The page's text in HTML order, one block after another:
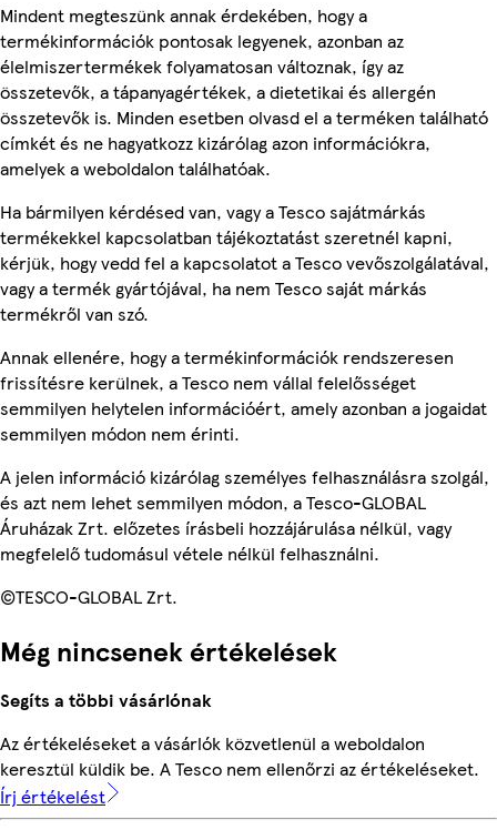
Mindent megteszünk annak érdekében, hogy a
termékinformációk pontosak legyenek, azonban az
élelmiszertermékek folyamatosan változnak, így az
összetevők, a tápanyagértékek, a dietetikai és allergén
összetevők is. Minden esetben olvasd el a terméken található
címkét és ne hagyatkozz kizárólag azon információkra,
amelyek a weboldalon találhatóak.
Ha bármilyen kérdésed van, vagy a Tesco sajátmárkás
termékekkel kapcsolatban tájékoztatást szeretnél kapni,
kérjük, hogy vedd fel a kapcsolatot a Tesco vevőszolgálatával,
vagy a termék gyártójával, ha nem Tesco saját márkás
termékről van szó.
Annak ellenére, hogy a termékinformációk rendszeresen
frissítésre kerülnek, a Tesco nem vállal felelősséget
semmilyen helytelen információért, amely azonban a jogaidat
semmilyen módon nem érinti.
A jelen információ kizárólag személyes felhasználásra szolgál,
és azt nem lehet semmilyen módon, a Tesco-GLOBAL
Áruházak Zrt. előzetes írásbeli hozzájárulása nélkül, vagy
megfelelő tudomásul vétele nélkül felhasználni.
©TESCO-GLOBAL Zrt.
Még nincsenek értékelések
Segíts a többi vásárlónak
Az értékeléseket a vásárlók közvetlenül a weboldalon
keresztül küldik be. A Tesco nem ellenőrzi az értékeléseket.
Írj értékelést